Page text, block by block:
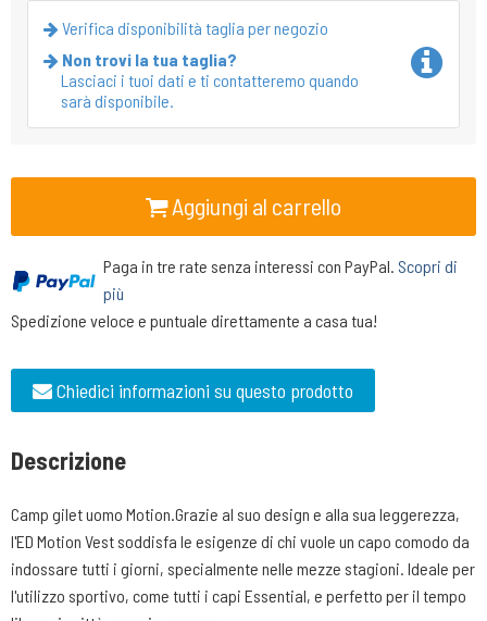
Verifica disponibilità taglia per negozio
Non trovi la tua taglia?
Lasciaci i tuoi dati e ti contatteremo quando
sarà disponibile.
Aggiungi al carrello
Paga in tre rate senza interessi con PayPal. Scopri di
più
Spedizione veloce e puntuale direttamente a casa tua!
Chiedici informazioni su questo prodotto
Descrizione
Camp gilet uomo Motion.Grazie al suo design e alla sua leggerezza,
l'ED Motion Vest soddisfa le esigenze di chi vuole un capo comodo da
indossare tutti i giorni, specialmente nelle mezze stagioni. Ideale per
l'utilizzo sportivo, come tutti i capi Essential, e perfetto per il tempo